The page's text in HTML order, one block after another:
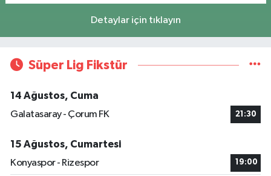
Detaylar için tıklayın
Süper Lig Fikstür
14 Ağustos, Cuma
Galatasaray - Çorum FK
21:30
15 Ağustos, Cumartesi
Konyaspor - Rizespor
19:00